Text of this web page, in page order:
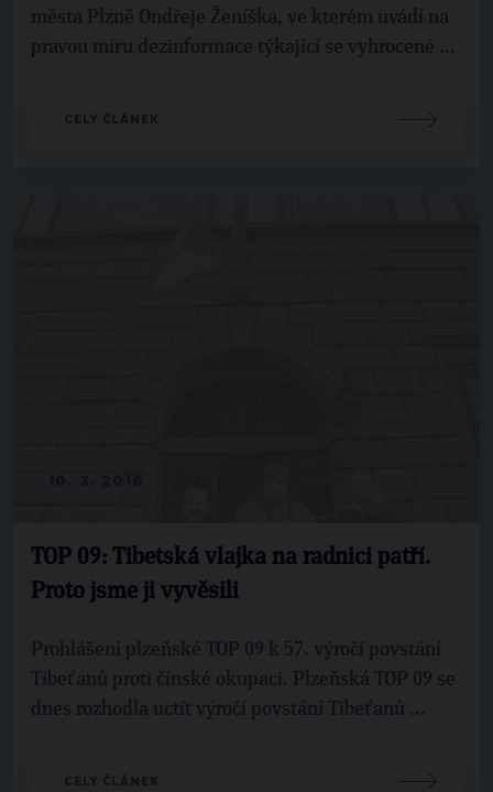
města Plzně Ondřeje Ženíška, ve kterém uvádí na
pravou míru dezinformace týkající se vyhrocené ...
CELÝ ČLÁNEK
TOP 09: Tibetská vlajka na radnici patří.
Proto jsme ji vyvěsili
Prohlášení plzeňské TOP 09 k 57. výročí povstání
Tibeťanů proti čínské okupaci. Plzeňská TOP 09 se
dnes rozhodla uctít výročí povstání Tibeťanů ...
CELÝ ČLÁNEK